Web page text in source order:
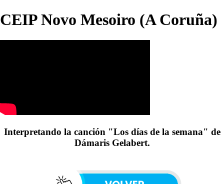
CEIP Novo Mesoiro (A Coruña)
Interpretando la canción "Los días de la semana" de
Dámaris Gelabert.